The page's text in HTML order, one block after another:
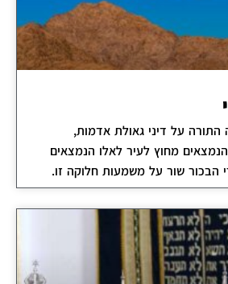
על דיני גאולת אדמות,
מחוץ לעיר לאלו הנמצאים
הבכור שור על משמעות חלוקה זו.